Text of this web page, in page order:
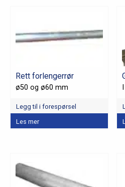
Rett forlengerrør
ø50 og ø60 mm
Legg til i forespørsel
Dette
produktet
varianter.
Alternativene
Les mer